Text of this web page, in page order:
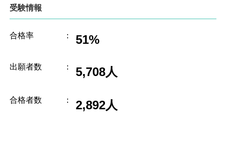
受験情報
合格率 ： 51%
出願者数 ： 5,708人
合格者数 ： 2,892人